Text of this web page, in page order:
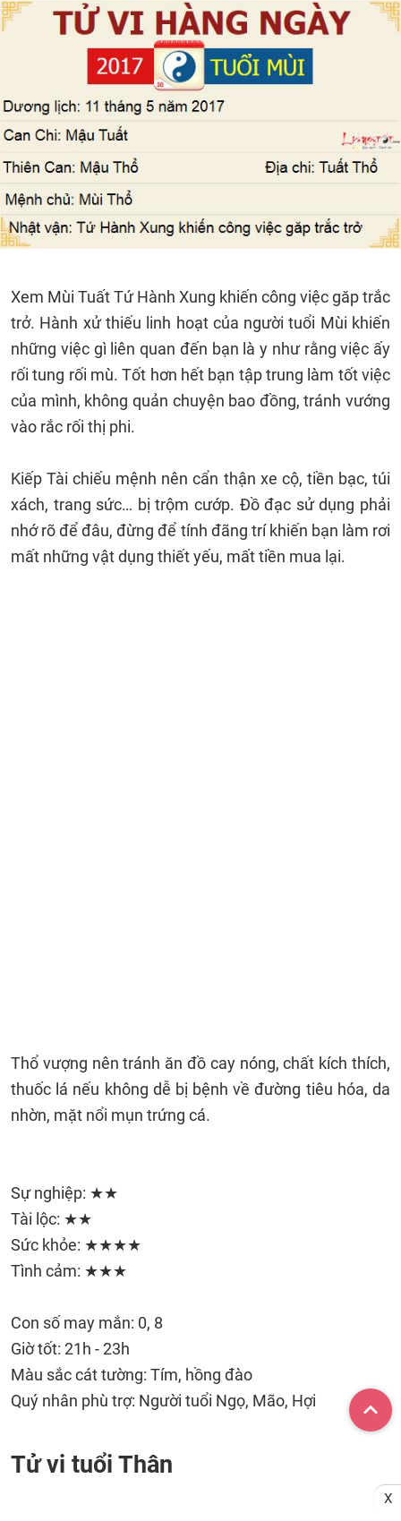
Xem Mùi Tuất Tứ Hành Xung khiến công việc găp trắc
trở. Hành xử thiếu linh hoạt của người tuổi Mùi khiến
những việc gì liên quan đến bạn là y như rằng việc ấy
rối tung rối mù. Tốt hơn hết bạn tập trung làm tốt việc
của mình, không quản chuyện bao đồng, tránh vướng
vào rắc rối thị phi.
Kiếp Tài chiếu mệnh nên cẩn thận xe cộ, tiền bạc, túi
xách, trang sức… bị trộm cướp. Đồ đạc sử dụng phải
nhớ rõ để đâu, đừng để tính đãng trí khiến bạn làm rơi
mất những vật dụng thiết yếu, mất tiền mua lại.
Thổ vượng nên tránh ăn đồ cay nóng, chất kích thích,
thuốc lá nếu không dễ bị bệnh về đường tiêu hóa, da
nhờn, mặt nổi mụn trứng cá.
Sự nghiệp: ★★
Tài lộc: ★★
Sức khỏe: ★★★★
Tình cảm: ★★★
Con số may mắn: 0, 8
Giờ tốt: 21h - 23h
Màu sắc cát tường: Tím, hồng đào
Quý nhân phù trợ: Người tuổi Ngọ, Mão, Hợi
Tử vi tuổi Thân
X